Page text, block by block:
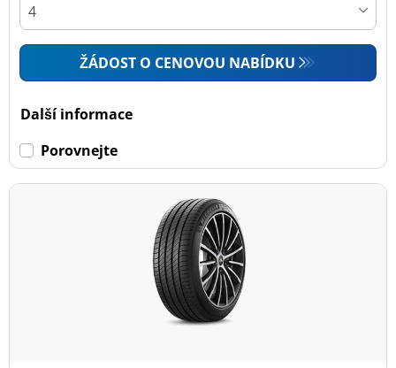
ŽÁDOST O CENOVOU NABÍDKU
Další informace
Porovnejte